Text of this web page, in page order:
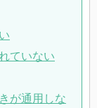
ていない
が通用しな